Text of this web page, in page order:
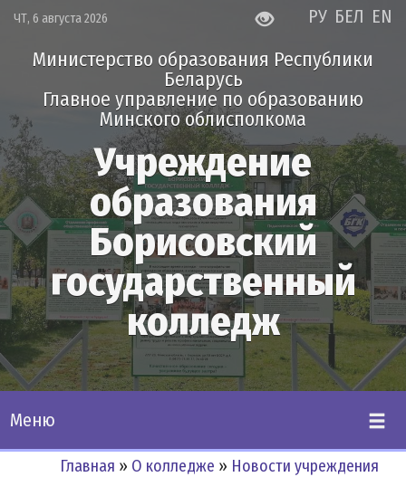
ЧТ, 6 августа 2026 РУ БЕЛ EN
Министерство образования Республики
Беларусь
Главное управление по образованию
Минского облисполкома
Учреждение
образования
Борисовский
государственный
колледж
Меню
Главная » О колледже » Новости учреждения